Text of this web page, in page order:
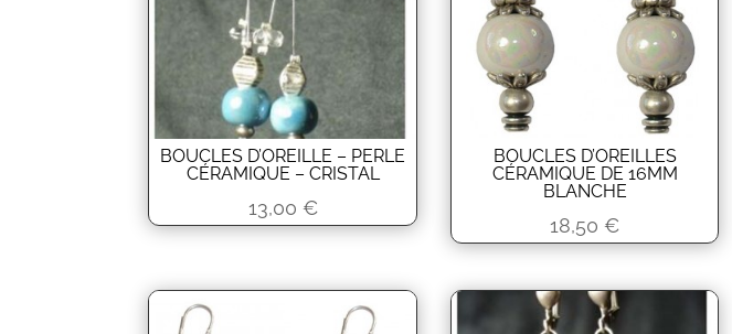
BOUCLES D’OREILLE – PERLE
CÉRAMIQUE – CRISTAL
13,00 €
BOUCLES D’OREILLES
CÉRAMIQUE DE 16MM
BLANCHE
18,50€